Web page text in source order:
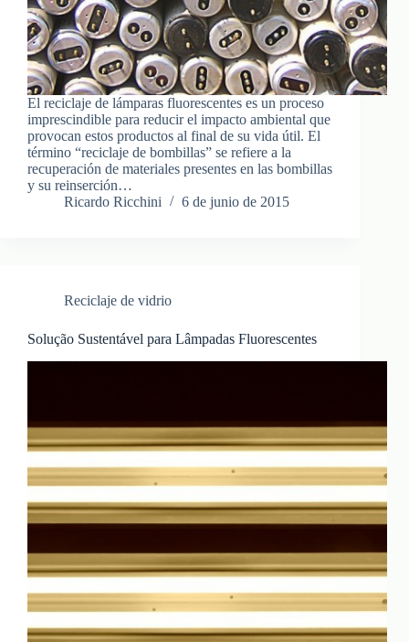
El reciclaje de lámparas fluorescentes es un proceso
imprescindible para reducir el impacto ambiental que
provocan estos productos al final de su vida útil. El
término “reciclaje de bombillas” se refiere a la
recuperación de materiales presentes en las bombillas
y su reinserción…
Ricardo Ricchini
6 de junio de 2015
Reciclaje de vidrio
Solução Sustentável para Lâmpadas Fluorescentes